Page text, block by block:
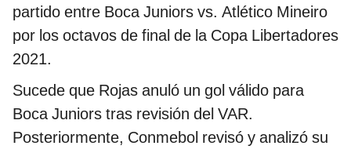
partido entre Boca Juniors vs. Atlético Mineiro
por los octavos de final de la Copa Libertadores
2021.
Sucede que Rojas anuló un gol válido para
Boca Juniors tras revisión del VAR.
Posteriormente, Conmebol revisó y analizó su